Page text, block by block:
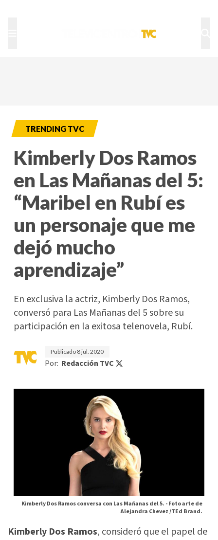
TRENDING TVC
Kimberly Dos Ramos
en Las Mañanas del 5:
“Maribel en Rubí es
un personaje que me
dejó mucho
aprendizaje”
En exclusiva la actriz, Kimberly Dos Ramos,
conversó para Las Mañanas del 5 sobre su
participación en la exitosa telenovela, Rubí.
Publicado 8 jul. 2020
Por: Redacción TVC
Kimberly Dos Ramos conversa con Las Mañanas del 5. -Foto arte de
Alejandra Chevez /TEd Brand.
Kimberly Dos Ramos, consideró que el papel de